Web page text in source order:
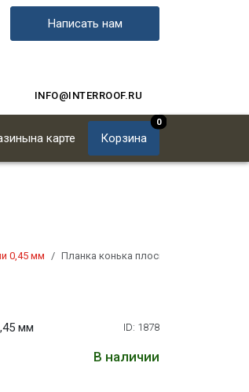
Написать нам
INFO@INTERROOF.RU
на карте Корзина
0
0,45 мм Планка конька плоского Grand Line
мм ID: 1878
В наличии